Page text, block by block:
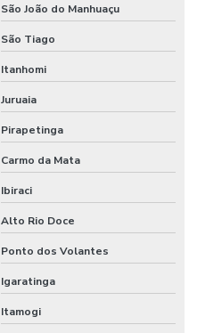
São João do Manhuaçu
São Tiago
Itanhomi
Juruaia
Pirapetinga
Carmo da Mata
Ibiraci
Alto Rio Doce
Ponto dos Volantes
Igaratinga
Itamogi